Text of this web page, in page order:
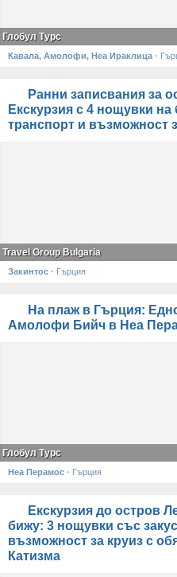
Глобул Турс
Кавала, Амолофи, Неа Ираклица ·
Ранни записвания за
Екскурзия с 4 нощувки
транспорт и възможност
Travel Group Bulgaria
Закинтос · Гърция
На плаж в Гърция:
Амолофи Бийч в Неа
Глобул Турс
Неа Перамос · Гърция
Екскурзия до остров
бижу: 3 нощувки със
възможност за круиз с
Катизма